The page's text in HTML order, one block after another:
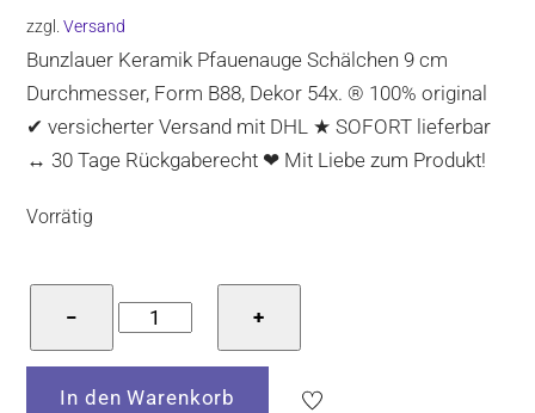
zzgl.Versand
Bunzlauer Keramik Pfauenauge Schälchen 9 cm
Durchmesser, Form B88, Dekor 54x. ® 100% original
✔ versicherter Versand mit DHL ★ SOFORT lieferbar
↔ 30 Tage Rückgaberecht ❤ Mit Liebe zum Produkt!
Vorrätig
−
Bunzlauer
Keramik
Pfauenauge
Schälchen
+
In den Warenkorb